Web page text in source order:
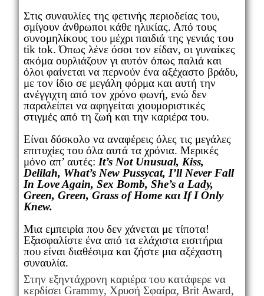
Στις συναυλίες της φετινής περιοδείας του,
σμίγουν άνθρωποι κάθε ηλικίας. Από τους
συνομηλίκους του μέχρι παιδιά της γενιάς του
tik tok. Όπως λένε όσοι τον είδαν, οι γυναίκες
ακόμα ουρλιάζουν γι αυτόν όπως παλιά και
όλοι φαίνεται να περνούν ένα αξέχαστο βράδυ,
με τον ίδιο σε μεγάλη φόρμα και αυτή την
ανέγγιχτη από τον χρόνο φωνή, ενώ δεν
παραλείπει να αφηγείται χιουμοριστικές
στιγμές από τη ζωή και την καριέρα του.
Είναι δύσκολο να αναφέρεις όλες τις μεγάλες
επιτυχίες του όλα αυτά τα χρόνια. Μερικές
μόνο απ’ αυτές: It’s Not Unusual, Kiss,
Delilah, What’s New Pussycat, I’ll Never Fall
In Love Again, Sex Bomb, She’s a Lady,
Green, Green, Grass of Home και If I Only
Knew.
Μια εμπειρία που δεν χάνεται με τίποτα!
Εξασφαλίστε ένα από τα ελάχιστα εισιτήρια
που είναι διαθέσιμα και ζήστε μια αξέχαστη
συναυλία.
Στην εξηντάχρονη καριέρα του κατάφερε να
κερδίσει Grammy, Χρυσή Σφαίρα, Brit Award,